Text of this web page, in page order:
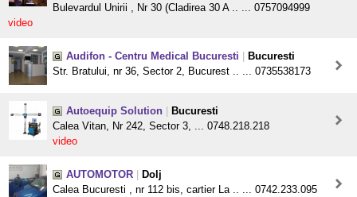
Bulevardul Unirii , Nr 30 (Cladirea 30 A .. ... 0757094999
video
Audifon - Centru Medical Bucuresti
Bucuresti
Str. Bratului, nr 36, Sector 2, Bucurest .. ... 0735538173
Autoequip Solution
Bucuresti
Calea Vitan, Nr 242, Sector 3, ... 0748.218.218
video
AUTOMOTOR
Dolj
Calea Bucuresti , nr 112 bis, cartier La .. ... 0742.233.095